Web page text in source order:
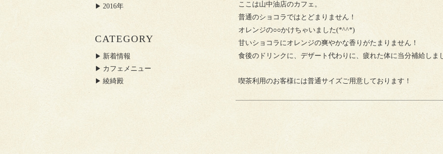
ここは山中油店のカフェ。
普通のショコラではとどまりません！
オレンジの○○かけちゃいました(*^^*)
甘いショコラにオレンジの爽やかな香りがたまりません！
食後のドリンクに、デザート代わりに、疲れた体に当分補給し
喫茶利用のお客様には普通サイズご用意しております！
2016年
CATEGORY
新着情報
カフェメニュー
綾綺殿